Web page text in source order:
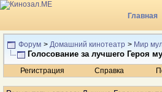
Главная
Радио
Форум > Домашний кинотеатр > Мир
Голосование за лучшего Героя
Регистрация Справка